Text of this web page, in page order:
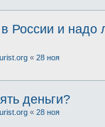
России и надо
« 28 ноя
деньги?
« 28 ноя